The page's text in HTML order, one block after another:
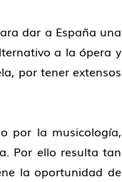
dar a España una
a la ópera y
por tener extensos
por la musicología,
Por ello resulta tan
la oportunidad de